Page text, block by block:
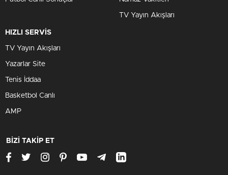
TV Yayın Akışları
HIZLI SERVİS
TV Yayın Akışları
Yazarlar Site
Tenis İddaa
Basketbol Canlı
AMP
BİZİ TAKİP ET